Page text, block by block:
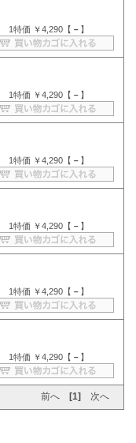
1特価 ￥4,290【 － 】
1特価 ￥4,290【 － 】
1特価 ￥4,290【 － 】
1特価 ￥4,290【 － 】
1特価 ￥4,290【 － 】
1特価 ￥4,290【 － 】
前へ [1] 次へ